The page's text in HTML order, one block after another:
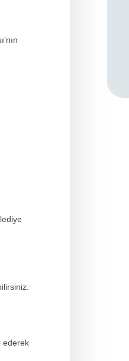
ederek